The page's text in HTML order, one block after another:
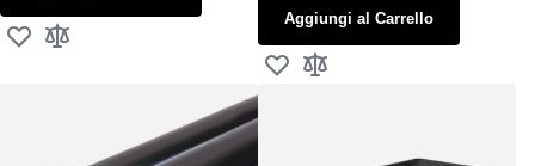
Aggiungi alla lista desideri
Aggiungi al confronto
Aggiungi al Carrello
Aggiungi alla lista desideri
Aggiungi al confronto